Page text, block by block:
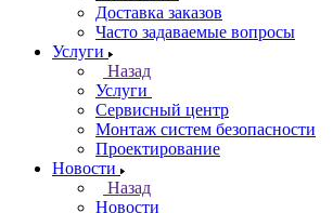
Доставка заказов
Часто задаваемые вопросы
Услуги
Назад
Услуги
Сервисный центр
Монтаж систем безопасности
Проектирование
Новости
Назад
Новости